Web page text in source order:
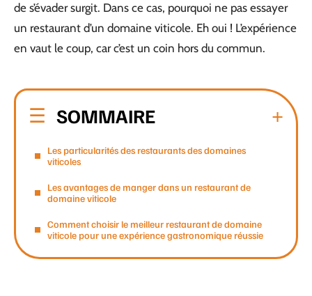
de s’évader surgit. Dans ce cas, pourquoi ne pas essayer
un restaurant d’un domaine viticole. Eh oui ! L’expérience
en vaut le coup, car c’est un coin hors du commun.
SOMMAIRE
Les particularités des restaurants des domaines
viticoles
Les avantages de manger dans un restaurant de
domaine viticole
Comment choisir le meilleur restaurant de domaine
viticole pour une expérience gastronomique réussie